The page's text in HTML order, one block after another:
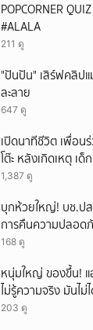
POPCORNER
#ALALA
211 ดู
"ปันปัน" เสิร์ฟคลิปแ
ละลาย
647 ดู
เปิดนาทีชีวิต เพื่อน
โต๊ะ หลังเกิดเหตุ เด็
เทพศิรินทร์นนท์ แบ
1,387 ดู
บุกห้วยใหญ่! บช.ป
การคืนความปลอด
168 ดู
หนุ่มใหญ่ ของขึ้น! แ
ไม่รู้ความจริง มันไ
203 ดู